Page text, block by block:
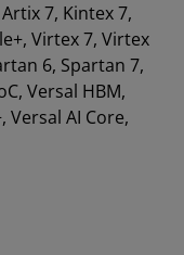
Artix 7, Kintex 7,
Virtex 7, Virtex
6, Spartan 7,
Versal HBM,
Versal AI Core,